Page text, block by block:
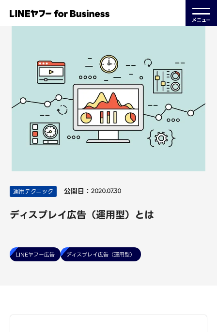
メニュー
運用テクニック 公開日： 2020.07.30
ディスプレイ広告（運用型）とは
LINEヤフー広告 ディスプレイ広告（運用型）